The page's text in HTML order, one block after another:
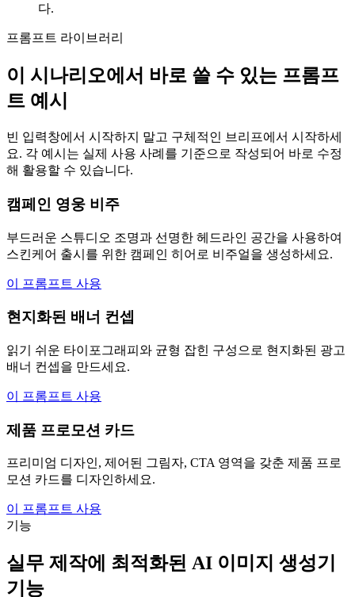
다.
프롬프트 라이브러리
이 시나리오에서 바로 쓸 수 있는 프롬프
트 예시
빈 입력창에서 시작하지 말고 구체적인 브리프에서 시작하세
요. 각 예시는 실제 사용 사례를 기준으로 작성되어 바로 수정
해 활용할 수 있습니다.
캠페인 영웅 비주
부드러운 스튜디오 조명과 선명한 헤드라인 공간을 사용하여
스킨케어 출시를 위한 캠페인 히어로 비주얼을 생성하세요.
이 프롬프트 사용
현지화된 배너 컨셉
읽기 쉬운 타이포그래피와 균형 잡힌 구성으로 현지화된 광고
배너 컨셉을 만드세요.
이 프롬프트 사용
제품 프로모션 카드
프리미엄 디자인, 제어된 그림자, CTA 영역을 갖춘 제품 프로
모션 카드를 디자인하세요.
이 프롬프트 사용
기능
실무 제작에 최적화된 AI 이미지 생성기
기능